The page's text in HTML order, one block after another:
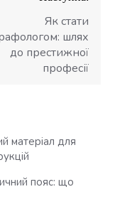
Як стати
шлях
до престижної
професії
матеріал для
пояс: що